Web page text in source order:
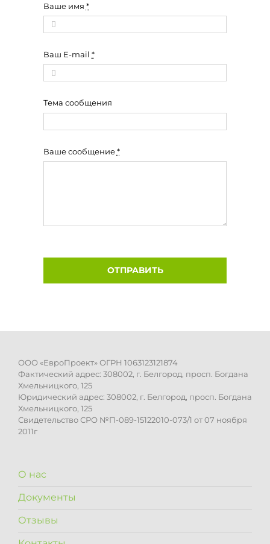
Ваше имя *
Ваш E-mail *
Тема сообщения
Ваше сообщение*
ОТПРАВИТЬ
ООО «ЕвроПроект» ОГРН 1063123121874
Фактический адрес: 308002, г. Белгород, просп. Богдана
Хмельницкого, 125
Юридический адрес: 308002, г. Белгород, просп. Богдана
Хмельницкого, 125
Свидетельство СРО №П-089-15122010-073/1 от 07 ноября
2011г
О нас
Документы
Отзывы